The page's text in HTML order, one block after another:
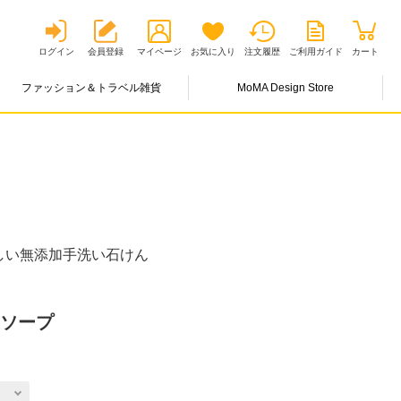
ログイン 会員登録 マイページ お気に入り 注文履歴 ご利用ガイド カート
ファッション＆トラベル雑貨 MoMA Design Store
無添加手洗い石けん
ープ